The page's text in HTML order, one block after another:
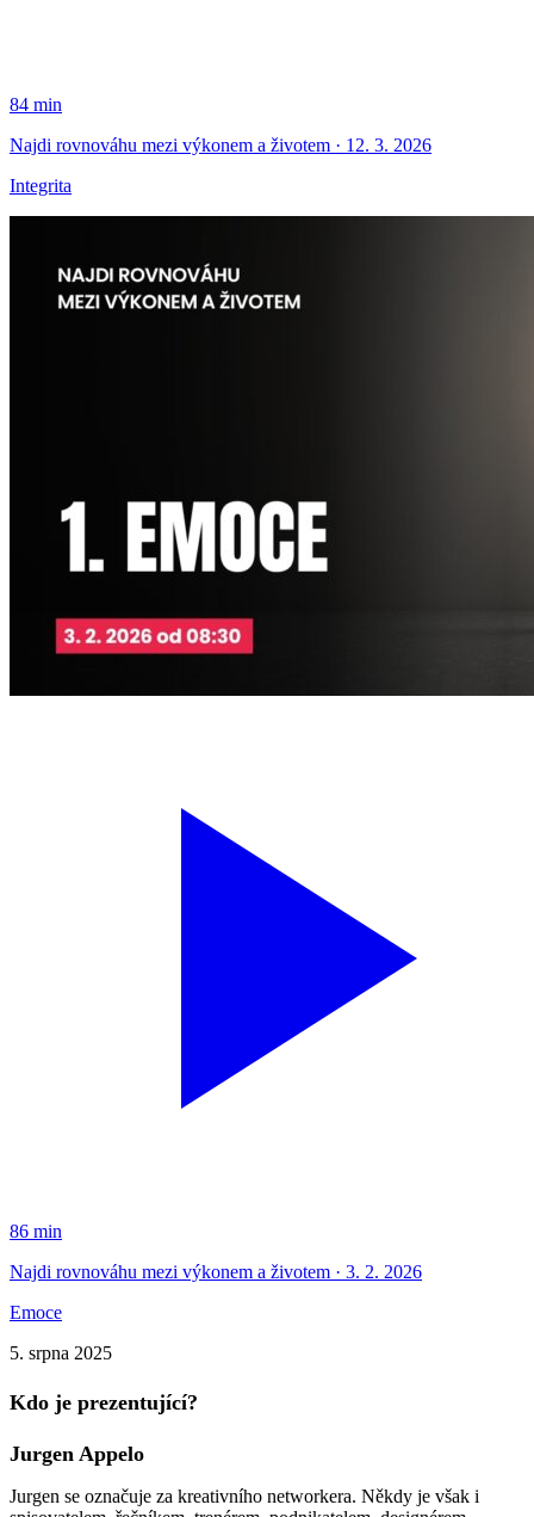
84 min
Najdi rovnováhu mezi výkonem a životem · 12. 3. 2026
Integrita
86 min
Najdi rovnováhu mezi výkonem a životem · 3. 2. 2026
Emoce
5. srpna 2025
Kdo je prezentující?
Jurgen Appelo
Jurgen se označuje za kreativního networkera. Někdy je však i